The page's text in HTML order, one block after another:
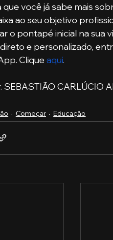
ao seu objetivo
o pontapé inicial na sua
e personalizado,
Clique aqui.
SEBASTIÃO CARLÚCIO
Começar Educação